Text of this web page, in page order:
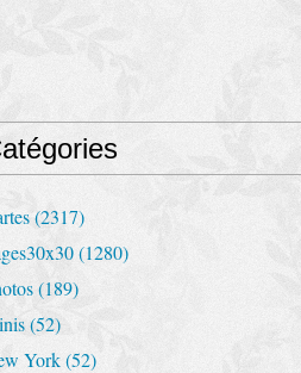
(2317)
(1280)
(189)
(52)
York(52)